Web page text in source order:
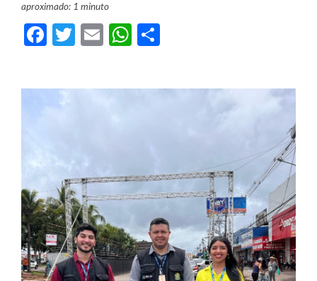
aproximado: 1 minuto
Facebook
Twitter
EmailWhatsApp